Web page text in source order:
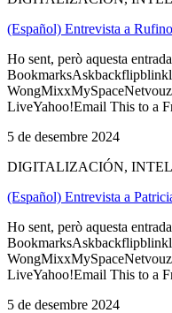
(Español) Entrevista a
Ho sent, però aquesta
LiveYahoo!Email This to a
5 de desembre 2024
DIGITALIZACIÓN,
(Español) Entrevista a
Ho sent, però aquesta
LiveYahoo!Email This to a
5 de desembre 2024